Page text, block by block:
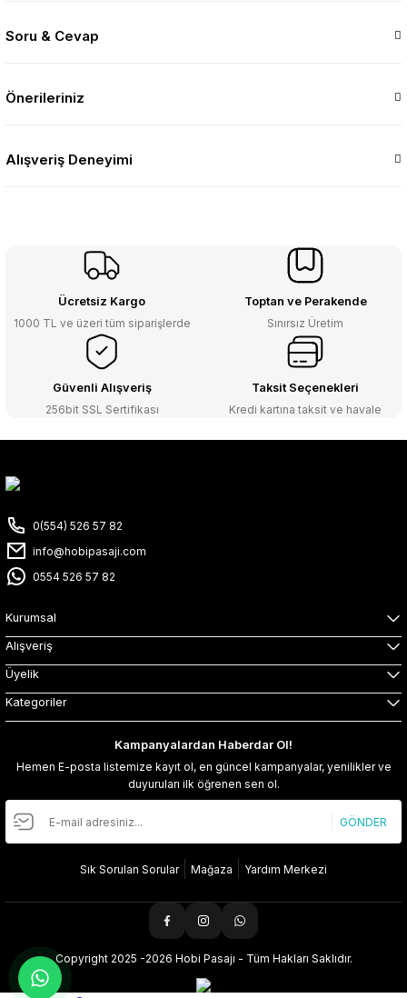
Soru & Cevap
Önerileriniz
Alışveriş Deneyimi
Ücretsiz Kargo
1000 TL ve üzeri tüm siparişlerde
Toptan ve Perakende
Sınırsız Üretim
Güvenli Alışveriş
256bit SSL Sertifikası
Taksit Seçenekleri
Kredi kartına taksit ve havale
0(554) 526 57 82
info@hobipasaji.com
0554 526 57 82
Kurumsal
Alışveriş
Üyelik
Kategoriler
Kampanyalardan Haberdar Ol!
Hemen E-posta listemize kayıt ol, en güncel kampanyalar, yenilikler ve
duyuruları ilk öğrenen sen ol.
GÖNDER
Sık Sorulan Sorular Mağaza Yardım Merkezi
Copyright 2025 -2026 Hobi Pasajı - Tüm Hakları Saklıdır.